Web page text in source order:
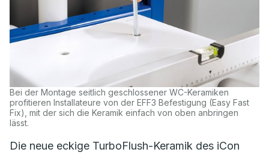
Bei der Montage seitlich geschlossener WC-Keramiken
profitieren Installateure von der EFF3 Befestigung (Easy Fast
Fix), mit der sich die Keramik einfach von oben anbringen
lässt.
Die neue eckige TurboFlush-Keramik des iCon